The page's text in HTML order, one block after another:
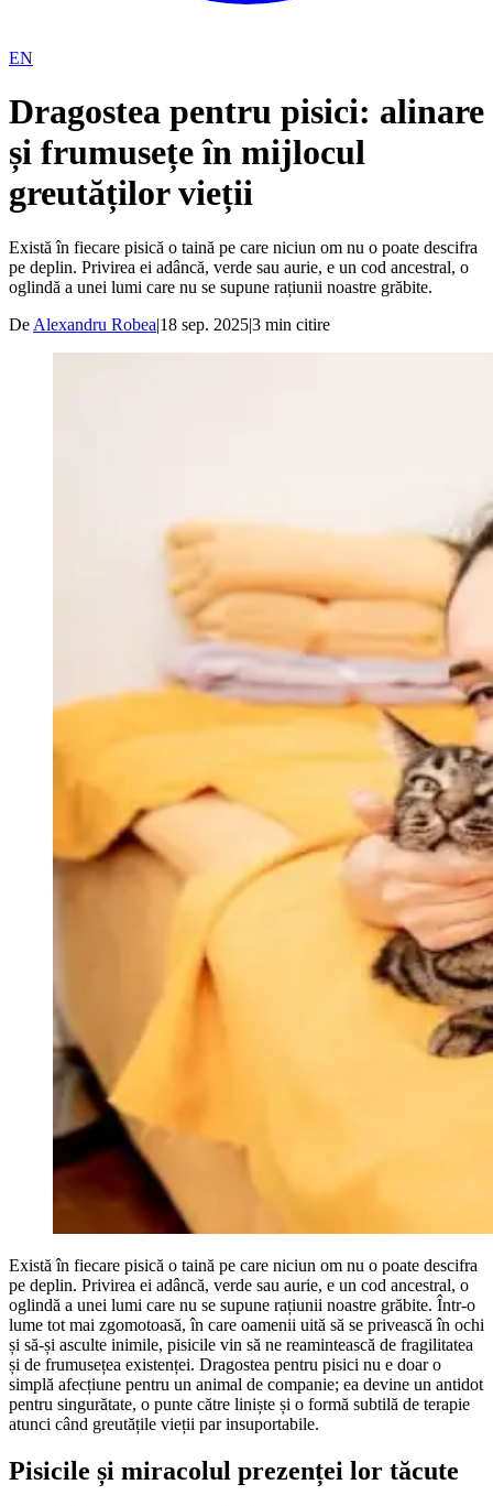
EN
Dragostea pentru pisici: alinare
și frumusețe în mijlocul
greutăților vieții
Există în fiecare pisică o taină pe care niciun om nu o poate descifra
pe deplin. Privirea ei adâncă, verde sau aurie, e un cod ancestral, o
oglindă a unei lumi care nu se supune rațiunii noastre grăbite.
De Alexandru Robea|18 sep. 2025|3 min citire
Există în fiecare pisică o taină pe care niciun om nu o poate descifra
pe deplin. Privirea ei adâncă, verde sau aurie, e un cod ancestral, o
oglindă a unei lumi care nu se supune rațiunii noastre grăbite. Într-o
lume tot mai zgomotoasă, în care oamenii uită să se privească în ochi
și să-și asculte inimile, pisicile vin să ne reamintească de fragilitatea
și de frumusețea existenței. Dragostea pentru pisici nu e doar o
simplă afecțiune pentru un animal de companie; ea devine un antidot
pentru singurătate, o punte către liniște și o formă subtilă de terapie
atunci când greutățile vieții par insuportabile.
Pisicile și miracolul prezenței lor tăcute